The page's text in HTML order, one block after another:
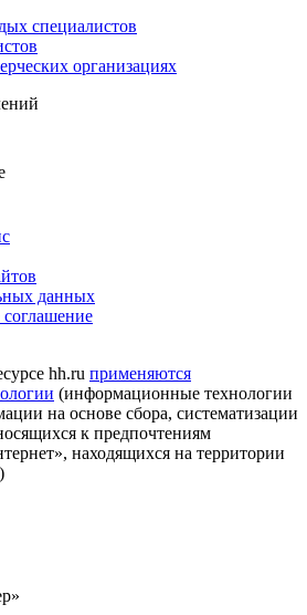
специалистов
организациях
данных
соглашение
hh.ru применяются
(информационные технологии
на основе сбора, систематизации
к предпочтениям
находящихся на территории